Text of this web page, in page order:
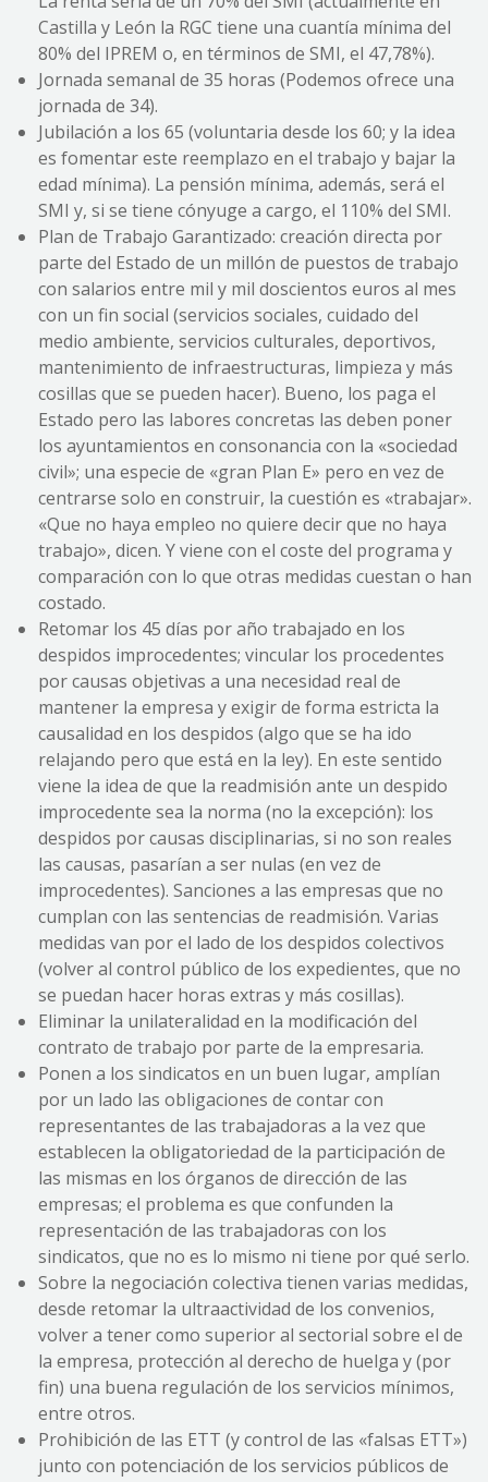
Castilla y León la RGC tiene una cuantía mínima del
80% del IPREM o, en términos de SMI, el 47,78%).
Jornada semanal de 35 horas (Podemos ofrece una
jornada de 34).
Jubilación a los 65 (voluntaria desde los 60; y la idea
es fomentar este reemplazo en el trabajo y bajar la
edad mínima). La pensión mínima, además, será el
SMI y, si se tiene cónyuge a cargo, el 110% del SMI.
Plan de Trabajo Garantizado: creación directa por
parte del Estado de un millón de puestos de trabajo
con salarios entre mil y mil doscientos euros al mes
con un fin social (servicios sociales, cuidado del
medio ambiente, servicios culturales, deportivos,
mantenimiento de infraestructuras, limpieza y más
cosillas que se pueden hacer). Bueno, los paga el
Estado pero las labores concretas las deben poner
los ayuntamientos en consonancia con la «sociedad
civil»; una especie de «gran Plan E» pero en vez de
centrarse solo en construir, la cuestión es «trabajar».
«Que no haya empleo no quiere decir que no haya
trabajo», dicen. Y viene con el coste del programa y
comparación con lo que otras medidas cuestan o han
costado.
Retomar los 45 días por año trabajado en los
despidos improcedentes; vincular los procedentes
por causas objetivas a una necesidad real de
mantener la empresa y exigir de forma estricta la
causalidad en los despidos (algo que se ha ido
relajando pero que está en la ley). En este sentido
viene la idea de que la readmisión ante un despido
improcedente sea la norma (no la excepción): los
despidos por causas disciplinarias, si no son reales
las causas, pasarían a ser nulas (en vez de
improcedentes). Sanciones a las empresas que no
cumplan con las sentencias de readmisión. Varias
medidas van por el lado de los despidos colectivos
(volver al control público de los expedientes, que no
se puedan hacer horas extras y más cosillas).
Eliminar la unilateralidad en la modificación del
contrato de trabajo por parte de la empresaria.
Ponen a los sindicatos en un buen lugar, amplían
por un lado las obligaciones de contar con
representantes de las trabajadoras a la vez que
establecen la obligatoriedad de la participación de
las mismas en los órganos de dirección de las
empresas; el problema es que confunden la
representación de las trabajadoras con los
sindicatos, que no es lo mismo ni tiene por qué serlo.
Sobre la negociación colectiva tienen varias medidas,
desde retomar la ultraactividad de los convenios,
volver a tener como superior al sectorial sobre el de
la empresa, protección al derecho de huelga y (por
fin) una buena regulación de los servicios mínimos,
entre otros.
Prohibición de las ETT (y control de las «falsas ETT»)
junto con potenciación de los servicios públicos de